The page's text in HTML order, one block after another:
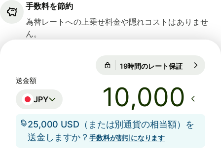
手数料を節約
為替レートへの上乗せ料金や隠れコストはありませ
ん。
19時間のレート保証
送金額
JPY
25,000 USD（または別通貨の相当額）を
送金しますか？手数料が割引になります